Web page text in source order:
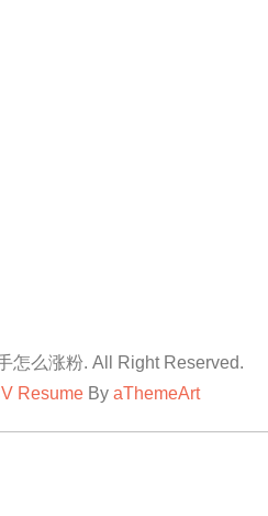
怎么涨粉. All Right Reserved.
ResumeBy aThemeArt